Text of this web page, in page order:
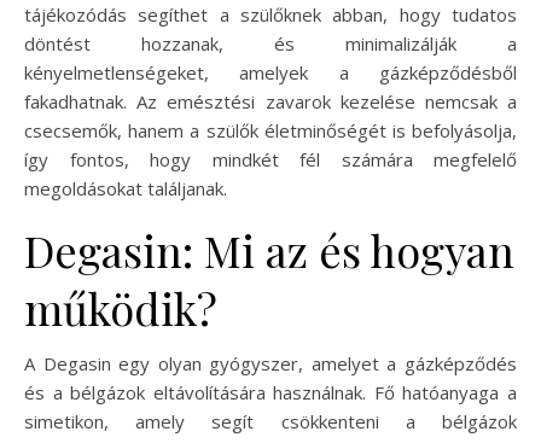
tájékozódás segíthet a szülőknek abban, hogy tudatos
döntést hozzanak, és minimalizálják a
kényelmetlenségeket, amelyek a gázképződésből
fakadhatnak. Az emésztési zavarok kezelése nemcsak a
csecsemők, hanem a szülők életminőségét is befolyásolja,
így fontos, hogy mindkét fél számára megfelelő
megoldásokat találjanak.
Degasin: Mi az és hogyan
működik?
A Degasin egy olyan gyógyszer, amelyet a gázképződés
és a bélgázok eltávolítására használnak. Fő hatóanyaga a
simetikon, amely segít csökkenteni a bélgázok